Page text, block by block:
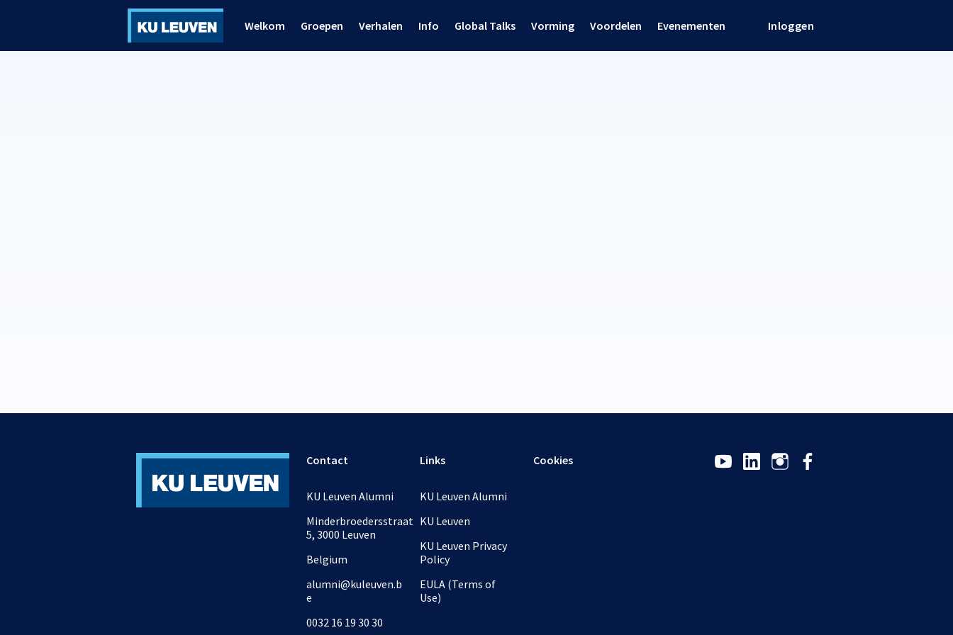
Welkom Groepen Verhalen Info Global Talks Vorming Voordelen Evenementen Inloggen
Contact
KU Leuven Alumni
Minderbroedersstraat
5, 3000 Leuven
Belgium
alumni@kuleuven.b
e
0032 16 19 30 30
Links
KU Leuven Alumni
KU Leuven
KU Leuven Privacy
Policy
EULA (Terms of
Use)
Cookies